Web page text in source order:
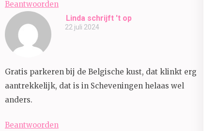
Beantwoorden
Linda schrijft 't op
22 juli 2024
Gratis parkeren bij de Belgische kust, dat klinkt erg
aantrekkelijk, dat is in Scheveningen helaas wel
anders.
Beantwoorden